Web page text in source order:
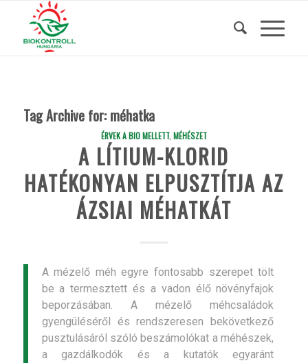
Tag Archive for: méhatka
ÉRVEK A BIO MELLETT, MÉHÉSZET
A LÍTIUM-KLORID
HATÉKONYAN ELPUSZTÍTJA AZ
ÁZSIAI MÉHATKÁT
A mézelő méh egyre fontosabb szerepet tölt
be a termesztett és a vadon élő növényfajok
beporzásában. A mézelő méhcsaládok
gyengüléséről és rendszeresen bekövetkező
pusztulásáról szóló beszámolókat a méhészek,
a gazdálkodók és a kutatók egyaránt